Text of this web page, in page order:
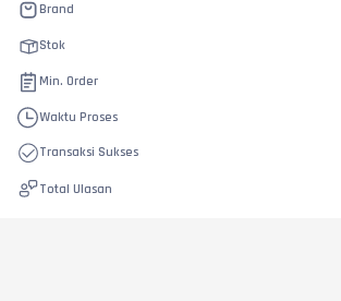
Brand
Stok
Min. Order
Waktu Proses
Transaksi Sukses
Total Ulasan